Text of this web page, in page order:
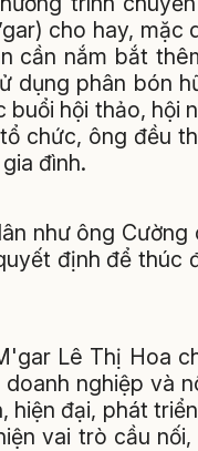
cho hay,
cần nắm bắt
dụng phân bón
buổi hội thảo, hội
chức, ông đều
đình.
như ông
định để thúc
Lê Thị Hoa
nghiệp và
hiện đại, phát
vai trò cầu